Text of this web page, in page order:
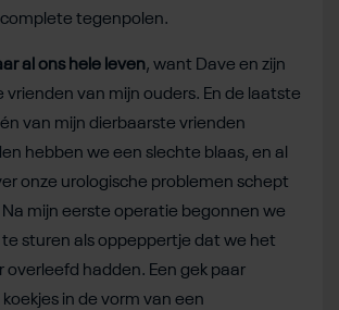
tegenpolen.
al ons hele leven, want Dave en zijn
vrienden van mijn ouders. En de laatste
van mijn dierbaarste vrienden
hebben we een slechte blaas, en al
onze urologische problemen schept
mijn eerste operatie begonnen we
sturen als oppeppertje dat we het
overleefd hadden. Een gek paar
in de vorm van een